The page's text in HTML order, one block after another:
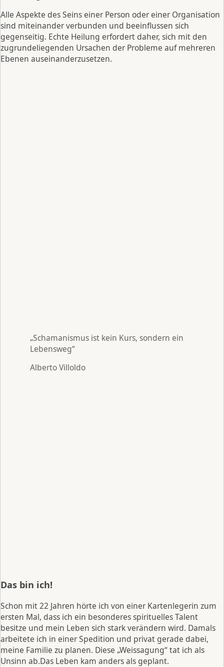
Alle Aspekte des Seins einer Person oder einer Organisation
sind miteinander verbunden und beeinflussen sich
gegenseitig. Echte Heilung erfordert daher, sich mit den
zugrundeliegenden Ursachen der Probleme auf mehreren
Ebenen auseinanderzusetzen.
„Schamanismus ist kein Kurs, sondern ein
Lebensweg“
Alberto Villoldo
Das bin ich!
Schon mit 22 Jahren hörte ich von einer Kartenlegerin zum
ersten Mal, dass ich ein besonderes spirituelles Talent
besitze und mein Leben sich stark verändern wird. Damals
arbeitete ich in einer Spedition und privat gerade dabei,
meine Familie zu planen. Diese „Weissagung“ tat ich als
Unsinn ab.Das Leben kam anders als geplant.